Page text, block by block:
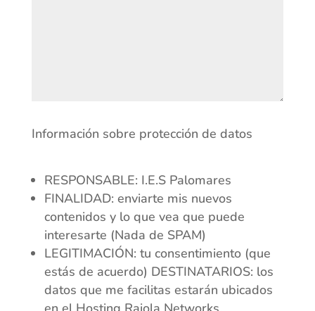
Información sobre protección de datos
RESPONSABLE: I.E.S Palomares
FINALIDAD: enviarte mis nuevos
contenidos y lo que vea que puede
interesarte (Nada de SPAM)
LEGITIMACIÓN: tu consentimiento (que
estás de acuerdo) DESTINATARIOS: los
datos que me facilitas estarán ubicados